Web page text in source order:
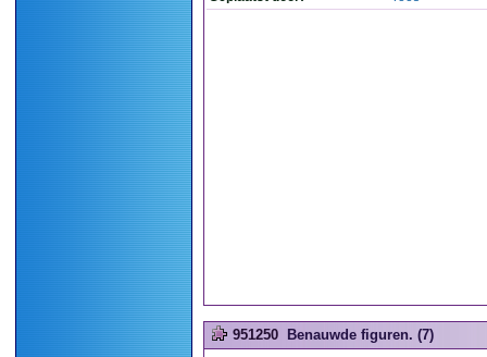
951250 Benauwde figuren. (7)